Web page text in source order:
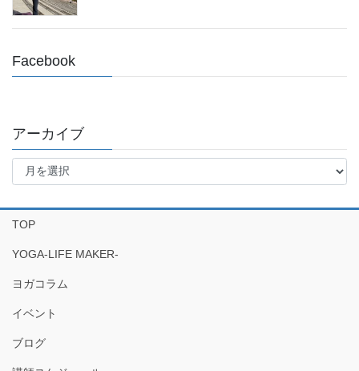
Facebook
アーカイブ
ア
イ
ブ
TOP
YOGA-LIFE MAKER-
ヨガコラム
イベント
ブログ